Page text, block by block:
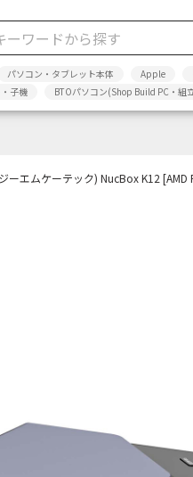
パソコン・タブレット本体 Apple
子機
BTOパソコン(Shop Build PC・組
ーエムケーテック) NucBox K12